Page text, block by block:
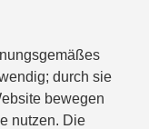
durch sie
bewegen
nutzen. Die